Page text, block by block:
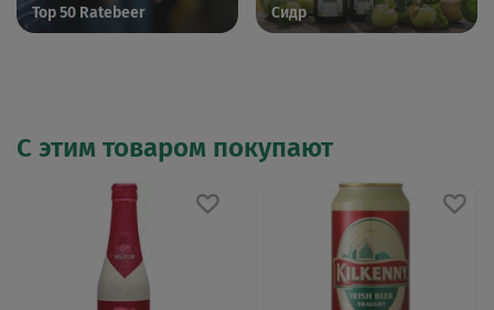
Top 50 Ratebeer Сидр
С этим товаром покупают